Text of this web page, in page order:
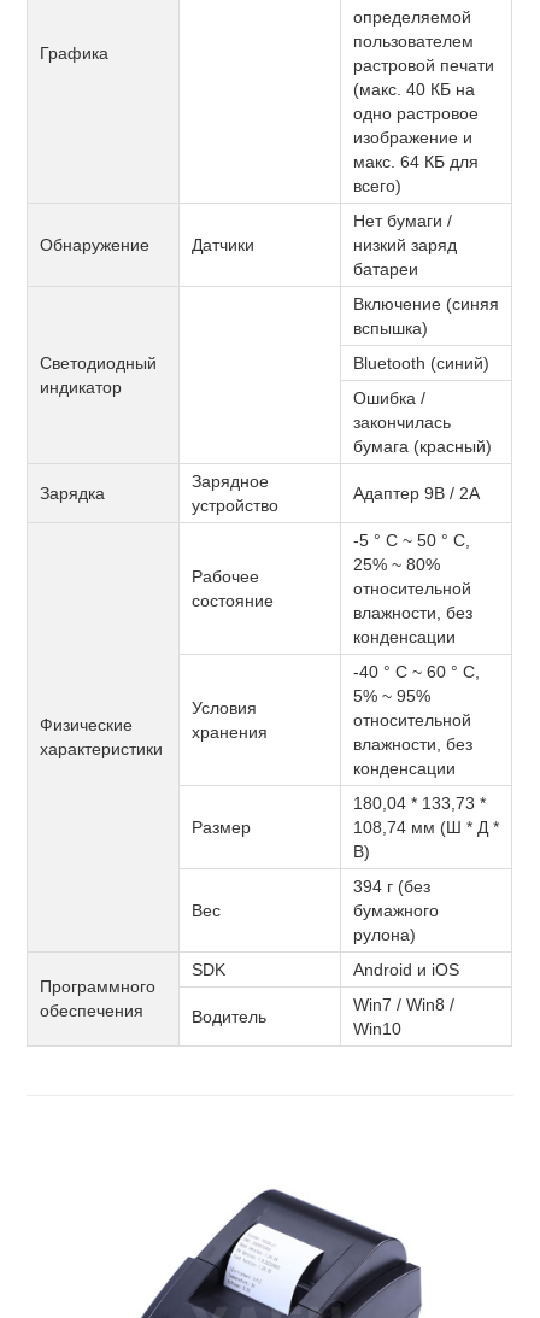
Графика
определяемой
пользователем
растровой печати
(макс. 40 КБ на
одно растровое
изображение и
макс. 64 КБ для
всего)
Обнаружение Датчики
Нет бумаги /
низкий заряд
батареи
Светодиодный
индикатор
Включение (синяя
вспышка)
Bluetooth (синий)
Ошибка /
закончилась
бумага (красный)
Зарядка
Зарядное
устройство
Адаптер 9В / 2А
Физические
характеристики
Рабочее
состояние
-5 ° C ~ 50 ° C,
25% ~ 80%
относительной
влажности, без
конденсации
Условия
хранения
-40 ° C ~ 60 ° C,
5% ~ 95%
относительной
влажности, без
конденсации
Размер
180,04 * 133,73 *
108,74 мм (Ш * Д *
В)
Вес
394 г (без
бумажного
рулона)
Программного
обеспечения
SDK Android и iOS
Водитель
Win7 / Win8 /
Win10